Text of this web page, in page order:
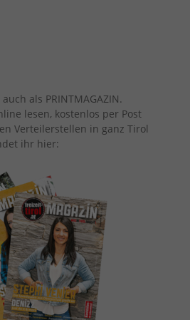
als PRINTMAGAZIN.
lesen, kostenlos per Post
Verteilerstellen in ganz Tirol
ihr hier: